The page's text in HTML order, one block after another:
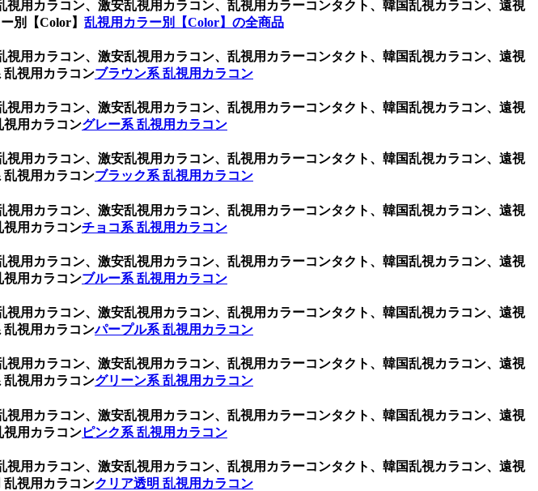
用カラコン、激安乱視用カラコン、乱視用カラーコンタクト、韓国乱視カラコン、遠視
別【Color】 乱視用カラー別【Color】の全商品
用カラコン、激安乱視用カラコン、乱視用カラーコンタクト、韓国乱視カラコン、遠視
乱視用カラコンブラウン系 乱視用カラコン
用カラコン、激安乱視用カラコン、乱視用カラーコンタクト、韓国乱視カラコン、遠視
視用カラコングレー系 乱視用カラコン
用カラコン、激安乱視用カラコン、乱視用カラーコンタクト、韓国乱視カラコン、遠視
乱視用カラコンブラック系 乱視用カラコン
用カラコン、激安乱視用カラコン、乱視用カラーコンタクト、韓国乱視カラコン、遠視
視用カラコンチョコ系 乱視用カラコン
用カラコン、激安乱視用カラコン、乱視用カラーコンタクト、韓国乱視カラコン、遠視
視用カラコンブルー系 乱視用カラコン
用カラコン、激安乱視用カラコン、乱視用カラーコンタクト、韓国乱視カラコン、遠視
乱視用カラコンパープル系 乱視用カラコン
用カラコン、激安乱視用カラコン、乱視用カラーコンタクト、韓国乱視カラコン、遠視
乱視用カラコングリーン系 乱視用カラコン
用カラコン、激安乱視用カラコン、乱視用カラーコンタクト、韓国乱視カラコン、遠視
視用カラコンピンク系 乱視用カラコン
用カラコン、激安乱視用カラコン、乱視用カラーコンタクト、韓国乱視カラコン、遠視
乱視用カラコンクリア透明 乱視用カラコン